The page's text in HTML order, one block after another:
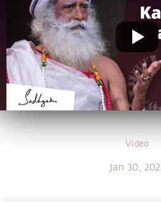
Video
Jan 30,